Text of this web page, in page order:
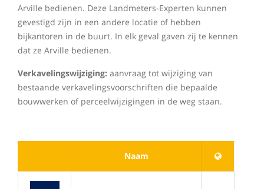
Arville bedienen. Deze Landmeters-Experten kunnen
gevestigd zijn in een andere locatie of hebben
bijkantoren in de buurt. In elk geval gaven zij te kennen
dat ze Arville bedienen.
Verkavelingswijziging: aanvraag tot wijziging van
bestaande verkavelingsvoorschriften die bepaalde
bouwwerken of perceelwijzigingen in de weg staan.
Naam